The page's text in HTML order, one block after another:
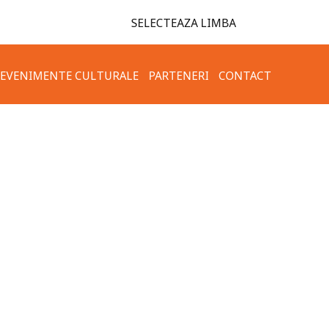
SELECTEAZA LIMBA
EVENIMENTE CULTURALE PARTENERI CONTACT